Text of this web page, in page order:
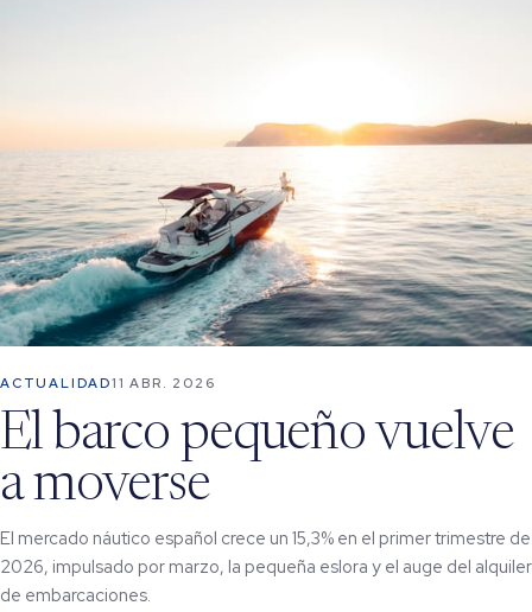
ACTUALIDAD11 ABR. 2026
El barco pequeño vuelve
a moverse
El mercado náutico español crece un 15,3% en el primer trimestre de
2026, impulsado por marzo, la pequeña eslora y el auge del alquiler
de embarcaciones.